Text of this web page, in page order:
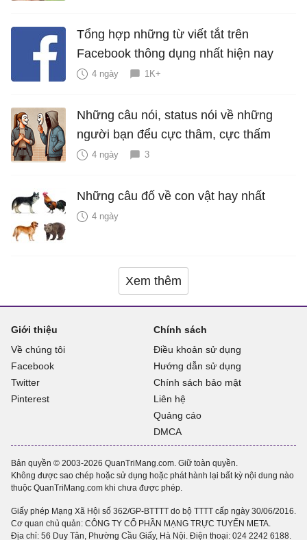
Tổng hợp những từ viết tắt trên
Facebook thông dụng nhất hiện nay
4 ngày 1K+
Những câu nói, status nói về những
người bạn đểu cực thâm, cực thấm
4 ngày 3
Những câu đố về con vật hay nhất
4 ngày
Xem thêm
Giới thiệu
Về chúng tôi
Facebook
Twitter
Pinterest
Chính sách
Điều khoản sử dụng
Hướng dẫn sử dụng
Chính sách bảo mật
Liên hệ
Quảng cáo
DMCA
Bản quyền © 2003-2026 QuanTriMang.com. Giữ toàn quyền.
Không được sao chép hoặc sử dụng hoặc phát hành lại bất kỳ nội dung nào
thuộc QuanTriMang.com khi chưa được phép.
Giấy phép Mạng Xã Hội số 362/GP-BTTTT do bộ TTTT cấp ngày 30/06/2016.
Cơ quan chủ quản: CÔNG TY CỔ PHẦN MẠNG TRỰC TUYẾN META.
Địa chỉ: 56 Duy Tân, Phường Cầu Giấy, Hà Nội. Điện thoại: 024 2242 6188.